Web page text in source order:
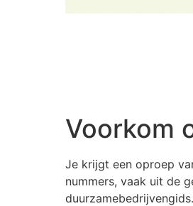
Voorkom
Je krijgt een oproep
nummers, vaak uit de